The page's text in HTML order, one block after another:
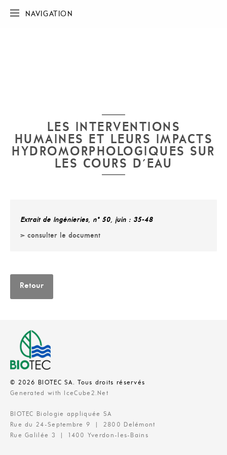
NAVIGATION
CONTACT
LES INTERVENTIONS
HUMAINES ET LEURS IMPACTS
HYDROMORPHOLOGIQUES SUR
LES COURS D'EAU
Extrait de Ingénieries, n° 50, juin : 35-48
> consulter le document
Retour
© 2026 BIOTEC SA. Tous droits réservés
Generated with IceCube2.Net
BIOTEC Biologie appliquée SA
Rue du 24-Septembre 9 | 2800 Delémont
Rue Galilée 3 | 1400 Yverdon-les-Bains